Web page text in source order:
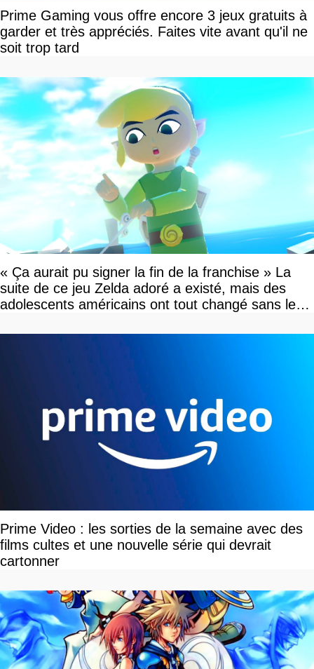
Prime Gaming vous offre encore 3 jeux gratuits à
garder et très appréciés. Faites vite avant qu'il ne
soit trop tard
« Ça aurait pu signer la fin de la franchise » La
suite de ce jeu Zelda adoré a existé, mais des
adolescents américains ont tout changé sans le
Prime Video : les sorties de la semaine avec des
films cultes et une nouvelle série qui devrait
cartonner